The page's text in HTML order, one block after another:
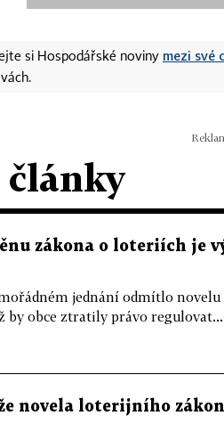
si Hospodářské noviny mezi své
články
zákona o loteriích je
jednání odmítlo
by obce ztratily právo regulovat...
novela loterijního